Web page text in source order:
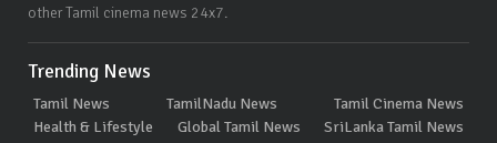
other Tamil cinema news 24x7.
Trending News
Tamil News TamilNadu News
Tamil Cinema News
Health & Lifestyle
Global Tamil News SriLanka Tamil News